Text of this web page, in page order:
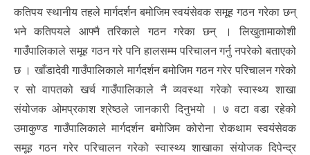
कतिपय स्थानीय तहले मार्गदर्शन बमोजिम स्वयंसेवक समूह गठन गरेका छन्
भने कतिपयले आफ्नै तरिकाले गठन गरेका छन् । लिखुतामाकोशी
गाउँपालिकाले समूह गठन गरे पनि हालसम्म परिचालन गर्नु नपरेको बताएको
छ । खाँडादेवी गाउँपालिकाले मार्गदर्शन बमोजिम गठन गरेर परिचालन गरेको
र सो वापतको खर्च गाउँपालिकाले नै व्यवस्था गरेको स्वास्थ्य शाखा
संयोजक ओमप्रकाश श्रेष्ठले जानकारी दिनुभयो । ७ वटा वडा रहेको
उमाकुण्ड गाउँपालिकाले मार्गदर्शन बमोजिम कोरोना रोकथाम स्वयंसेवक
समूह गठन गरेर परिचालन गरेको स्वास्थ्य शाखाका संयोजक दिपेन्द्र